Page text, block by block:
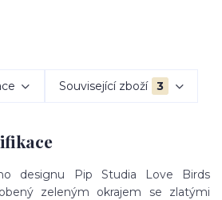
Související zboží 3
designu Pip Studia Love Birds
zeleným okrajem se zlatými